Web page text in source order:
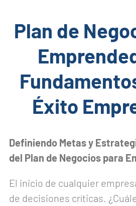
Plan de
Éxito
Definiendo Metas y
del Plan de Negocios para
El inicio de cualquier
de decisiones críticas.